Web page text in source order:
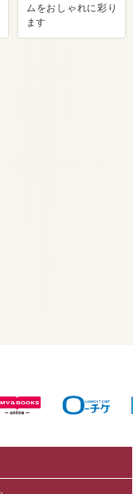
ムをおしゃれに彩り
ます